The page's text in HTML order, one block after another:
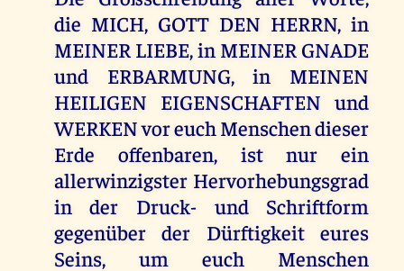
die MICH, GOTT DEN HERRN, in
MEINER LIEBE, in MEINER GNADE
und ERBARMUNG, in MEINEN
HEILIGEN EIGENSCHAFTEN und
WERKEN vor euch Menschen dieser
Erde offenbaren, ist nur ein
allerwinzigster Hervorhebungsgrad
in der Druck- und Schriftform
gegenüber der Dürftigkeit eures
Seins, um euch Menschen